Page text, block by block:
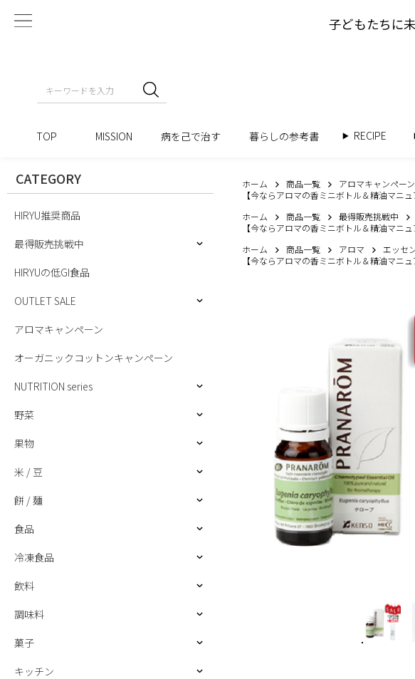
子どもたちに
TOP MISSION 病を己で治す 暮らしの参考書 RECIPE
CATEGORY
HIRYU推奨商品
最得販売挑戦中
HIRYUの低GI食品
OUTLET SALE
アロマキャンペーン
オーガニックコットンキャンペーン
NUTRITION series
野菜
果物
米 / 豆
餅 / 麺
食品
冷凍食品
飲料
調味料
菓子
キッチン
ホーム 商品一覧
アロマキャンペーン
【今ならアロマの香ミニボトル＆精油マニ
ホーム
商品一覧 最得販売挑戦中
【今ならアロマの香ミニボトル＆精油マニ
ホーム
商品一覧 アロマ
エッセ
【今ならアロマの香ミニボトル＆精油マニ